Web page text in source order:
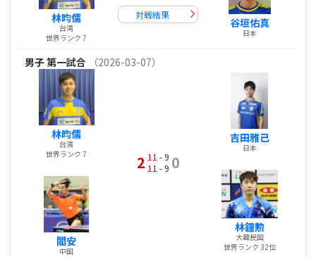
林昀儒
台湾
世界ランク 7
対戦結果
谷垣佑真
日本
男子第一試合 （2026-03-07）
林昀儒
台湾
世界ランク 7
閻安
中国
2 11 - 9
11 - 9 0
吉田雅己
日本
林鐘勲
大韓民国
世界ランク 32位